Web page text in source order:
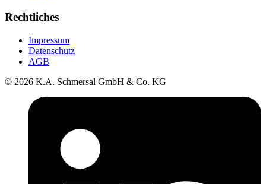
Rechtliches
Impressum
Datenschutz
AGB
© 2026 K.A. Schmersal GmbH & Co. KG